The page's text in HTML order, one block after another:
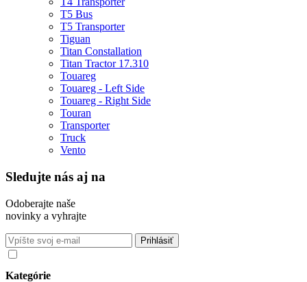
T5 Bus
T5 Transporter
Tiguan
Titan Constallation
Titan Tractor 17.310
Touareg
Touareg - Left Side
Touareg - Right Side
Touran
Transporter
Truck
Vento
Sledujte nás aj na
Odoberajte naše
novinky a vyhrajte
Kategórie